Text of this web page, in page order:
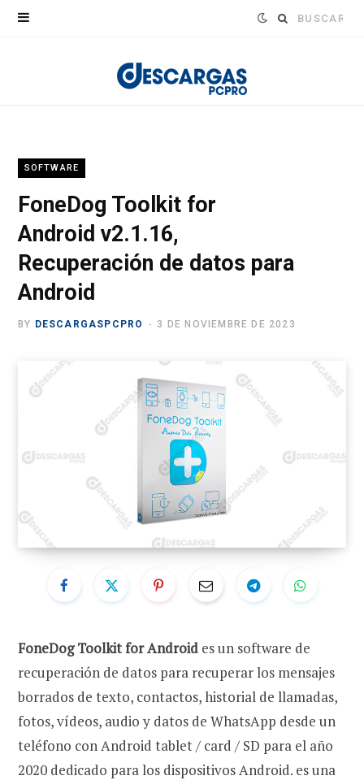
Buscar:
SOFTWARE
FoneDog Toolkit for
Android v2.1.16,
Recuperación de datos para
Android
BY DESCARGASPCPRO 3 DE NOVIEMBRE DE 2023
FoneDog Toolkit for Android es un software de
recuperación de datos para recuperar los mensajes
borrados de texto, contactos, historial de llamadas,
fotos, vídeos, audio y datos de WhatsApp desde un
teléfono con Android tablet / card / SD para el año
2020 dedicado para los dispositivos Android. es una